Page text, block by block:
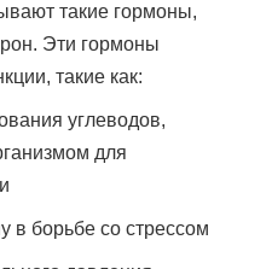
такие гормоны,
Эти гормоны
такие как:
углеводов,
для
в борьбе со стрессом